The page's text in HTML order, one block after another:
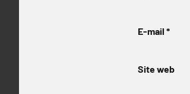
E-mail *
Site web